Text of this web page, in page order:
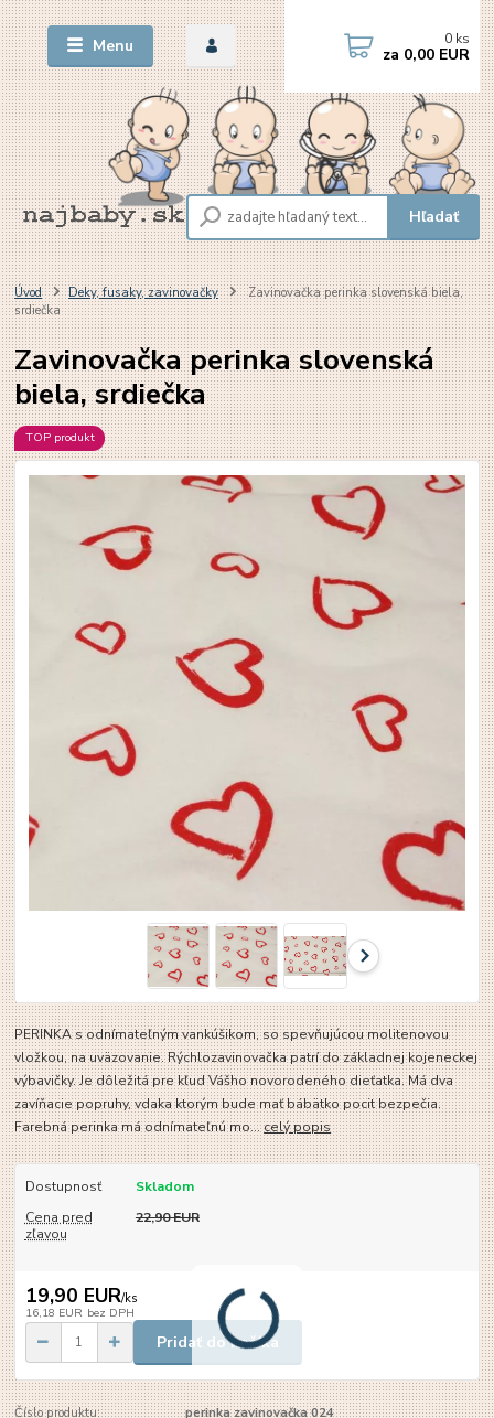
Menu
Hľadať
0 ks
za 0,00 EUR
Úvod Deky, fusaky, zavinovačky
Zavinovačka perinka slovenská biela,
srdiečka
Zavinovačka perinka slovenská
biela, srdiečka
TOP produkt
PERINKA s odnímateľným vankúšikom, so spevňujúcou molitenovou
vložkou, na uväzovanie. Rýchlozavinovačka patrí do základnej kojeneckej
výbavičky. Je dôležitá pre kľud Vášho novorodeného dieťatka. Má dva
zavíňacie popruhy, vdaka ktorým bude mať bábätko pocit bezpečia.
Farebná perinka má odnímateľnú mo...celý popis
Dostupnosť
Skladom
Cena pred
zľavou
22,90 EUR
19,90 EUR/ks
16,18 EUR bez DPH
Pridať do košíka
Číslo produktu: perinka zavinovačka 024